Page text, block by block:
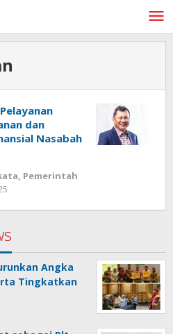
dan
Nasabah
, Pemerintah
Angka
Tingkatkan